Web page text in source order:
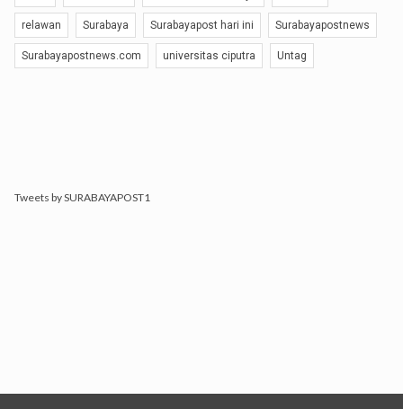
relawan Surabaya Surabayapost hari ini Surabayapostnews
Surabayapostnews.com universitas ciputra Untag
Tweets by SURABAYAPOST1